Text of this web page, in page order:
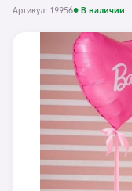
Артикул: 19956● В наличии